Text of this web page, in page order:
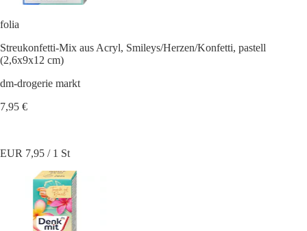
folia
Streukonfetti-Mix aus Acryl, Smileys/Herzen/Konfetti, pastell
(2,6x9x12 cm)
dm-drogerie markt
7,95 €
EUR 7,95 / 1 St